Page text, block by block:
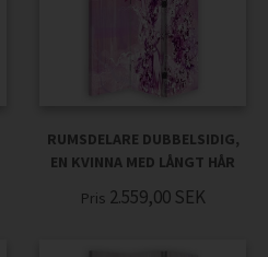
RUMSDELARE DUBBELSIDIG,
EN KVINNA MED LÅNGT HÅR
Pris 2.559,00 SEK